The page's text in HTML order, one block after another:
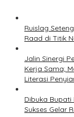
Ruislag
Raad di Titik
Jalin Sinergi
Kerja Sama;
Literasi
Dibuka Bupati
Sukses Gelar